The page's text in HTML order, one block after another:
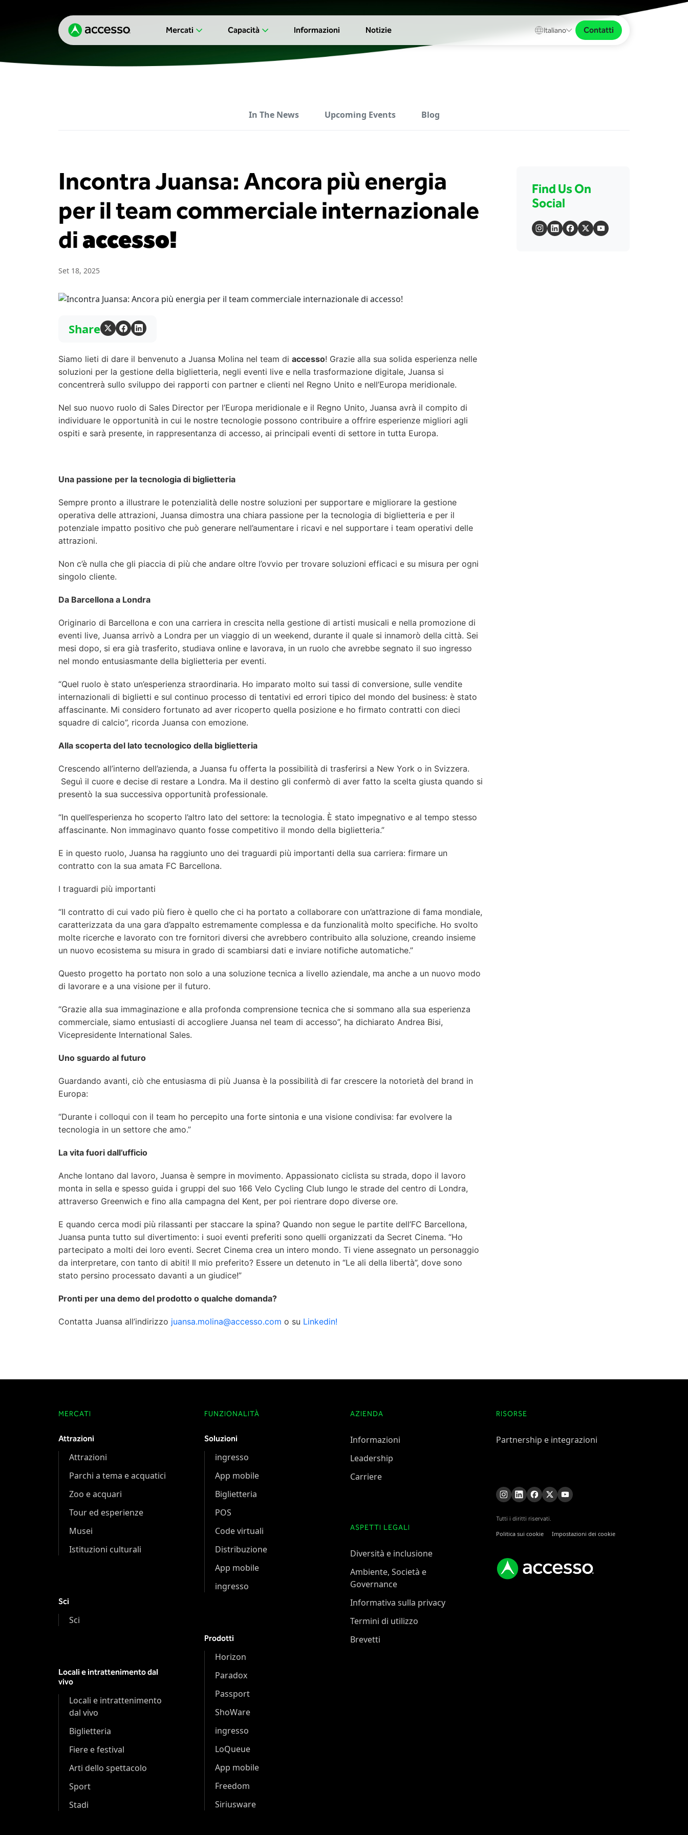
Mercati Capacità Informazioni Notizie Italiano Contatti
In The News Upcoming Events Blog
Incontra Juansa: Ancora più energia
per il team commerciale internazionale
diaccesso!
Set 18, 2025
Share
Siamo lieti di dare il benvenuto a Juansa Molina nel team di accesso! Grazie alla sua solida esperienza nelle
soluzioni per la gestione della biglietteria, negli eventi live e nella trasformazione digitale, Juansa si
concentrerà sullo sviluppo dei rapporti con partner e clienti nel Regno Unito e nell’Europa meridionale.
Nel suo nuovo ruolo di Sales Director per l’Europa meridionale e il Regno Unito, Juansa avrà il compito di
individuare le opportunità in cui le nostre tecnologie possono contribuire a offrire esperienze migliori agli
ospiti e sarà presente, in rappresentanza di accesso, ai principali eventi di settore in tutta Europa.
Una passione per la tecnologia di biglietteria
Sempre pronto a illustrare le potenzialità delle nostre soluzioni per supportare e migliorare la gestione
operativa delle attrazioni, Juansa dimostra una chiara passione per la tecnologia di biglietteria e per il
potenziale impatto positivo che può generare nell’aumentare i ricavi e nel supportare i team operativi delle
attrazioni.
Non c’è nulla che gli piaccia di più che andare oltre l’ovvio per trovare soluzioni efficaci e su misura per ogni
singolo cliente.
Da Barcellona a Londra
Originario di Barcellona e con una carriera in crescita nella gestione di artisti musicali e nella promozione di
eventi live, Juansa arrivò a Londra per un viaggio di un weekend, durante il quale si innamorò della città. Sei
mesi dopo, si era già trasferito, studiava online e lavorava, in un ruolo che avrebbe segnato il suo ingresso
nel mondo entusiasmante della biglietteria per eventi.
“Quel ruolo è stato un’esperienza straordinaria. Ho imparato molto sui tassi di conversione, sulle vendite
internazionali di biglietti e sul continuo processo di tentativi ed errori tipico del mondo del business: è stato
affascinante. Mi considero fortunato ad aver ricoperto quella posizione e ho firmato contratti con dieci
squadre di calcio”, ricorda Juansa con emozione.
Alla scoperta del lato tecnologico della biglietteria
Crescendo all’interno dell’azienda, a Juansa fu offerta la possibilità di trasferirsi a New York o in Svizzera.
Seguì il cuore e decise di restare a Londra. Ma il destino gli confermò di aver fatto la scelta giusta quando si
presentò la sua successiva opportunità professionale.
“In quell’esperienza ho scoperto l’altro lato del settore: la tecnologia. È stato impegnativo e al tempo stesso
affascinante. Non immaginavo quanto fosse competitivo il mondo della biglietteria.”
E in questo ruolo, Juansa ha raggiunto uno dei traguardi più importanti della sua carriera: firmare un
contratto con la sua amata FC Barcellona.
I traguardi più importanti
“Il contratto di cui vado più fiero è quello che ci ha portato a collaborare con un’attrazione di fama mondiale,
caratterizzata da una gara d’appalto estremamente complessa e da funzionalità molto specifiche. Ho svolto
molte ricerche e lavorato con tre fornitori diversi che avrebbero contribuito alla soluzione, creando insieme
un nuovo ecosistema su misura in grado di scambiarsi dati e inviare notifiche automatiche.”
Questo progetto ha portato non solo a una soluzione tecnica a livello aziendale, ma anche a un nuovo modo
di lavorare e a una visione per il futuro.
“Grazie alla sua immaginazione e alla profonda comprensione tecnica che si sommano alla sua esperienza
commerciale, siamo entusiasti di accogliere Juansa nel team di accesso”, ha dichiarato Andrea Bisi,
Vicepresidente International Sales.
Uno sguardo al futuro
Guardando avanti, ciò che entusiasma di più Juansa è la possibilità di far crescere la notorietà del brand in
Europa:
“Durante i colloqui con il team ho percepito una forte sintonia e una visione condivisa: far evolvere la
tecnologia in un settore che amo.”
La vita fuori dall’ufficio
Anche lontano dal lavoro, Juansa è sempre in movimento. Appassionato ciclista su strada, dopo il lavoro
monta in sella e spesso guida i gruppi del suo 166 Velo Cycling Club lungo le strade del centro di Londra,
attraverso Greenwich e fino alla campagna del Kent, per poi rientrare dopo diverse ore.
E quando cerca modi più rilassanti per staccare la spina? Quando non segue le partite dell’FC Barcellona,
Juansa punta tutto sul divertimento: i suoi eventi preferiti sono quelli organizzati da Secret Cinema. “Ho
partecipato a molti dei loro eventi. Secret Cinema crea un intero mondo. Ti viene assegnato un personaggio
da interpretare, con tanto di abiti! Il mio preferito? Essere un detenuto in “Le ali della libertà”, dove sono
stato persino processato davanti a un giudice!”
Pronti per una demo del prodotto o qualche domanda?
Contatta Juansa all’indirizzo juansa.molina@accesso.com o su Linkedin!
Find Us On
Social
MERCATI
Attrazioni
Attrazioni
Parchi a tema e acquatici
Zoo e acquari
Tour ed esperienze
Musei
Istituzioni culturali
Sci
Sci
Locali e intrattenimento dal
vivo
Locali e intrattenimento
dal vivo
Biglietteria
Fiere e festival
Arti dello spettacolo
Sport
Stadi
FUNZIONALITÀ
Soluzioni
ingresso
App mobile
Biglietteria
POS
Code virtuali
Distribuzione
App mobile
ingresso
Prodotti
Horizon
Paradox
Passport
ShoWare
ingresso
LoQueue
App mobile
Freedom
Siriusware
AZIENDA
Informazioni
Leadership
Carriere
ASPETTI LEGALI
Diversità e inclusione
Ambiente, Società e
Governance
Informativa sulla privacy
Termini di utilizzo
Brevetti
RISORSE
Partnership e integrazioni
Tutti i diritti riservati.
Politica sui cookie Impostazioni dei cookie